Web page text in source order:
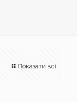
Показати всі